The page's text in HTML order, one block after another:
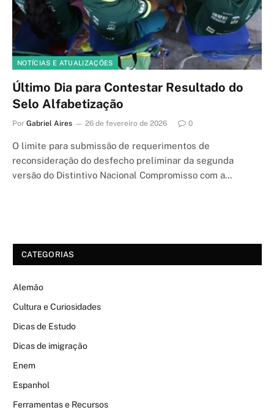
NOTÍCIAS E ATUALIZAÇÕES
Último Dia para Contestar Resultado do
Selo Alfabetização
Por Gabriel Aires 26 de fevereiro de 2026 0
O limite para submissão de requerimentos de
reconsideração do desfecho preliminar da segunda
versão do Distintivo Nacional Compromisso com a…
CATEGORIAS
Alemão
Cultura e Curiosidades
Dicas de Estudo
Dicas de imigração
Enem
Espanhol
Ferramentas e Recursos